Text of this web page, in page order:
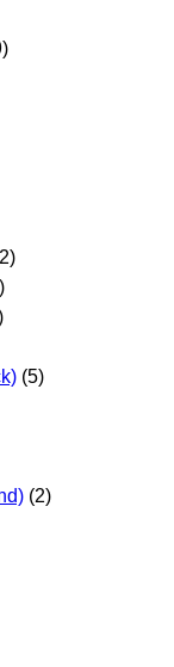
(5)
(2)